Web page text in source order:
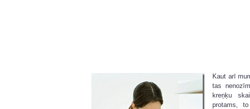
Kaut arī
tas
kreņķu
protams,